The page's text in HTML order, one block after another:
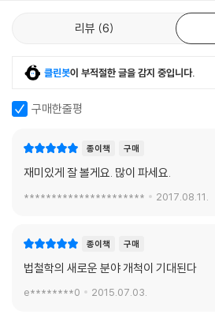
다문화 사회에서 제기될 수 있는 모든 공적
근거를 제시해 줄 것이다.
인간을 어떤 존재로 이해할 때 비로소
지닌 동물적인 몸 또한 모욕적이고 부끄러운
을 받아 마땅하다. 마사 너스바움은 아리스토
유한한 몸을 가진 존재라는 점에 주목한다.
야 하는 이유가 있다고 본다.
기본적인 사실을 배제한다. 법과 관련된 모든
리뷰 6
클린봇이 부적절한 글을 감지 중입니다.
구매한줄평
종이책 구매
재미있게 잘 볼게요. 많이 파세요.
********************** 2017.08.11.
종이책 구매
법철학의 새로운 분야 개척이 기대된다
e********0 2015.07.03.